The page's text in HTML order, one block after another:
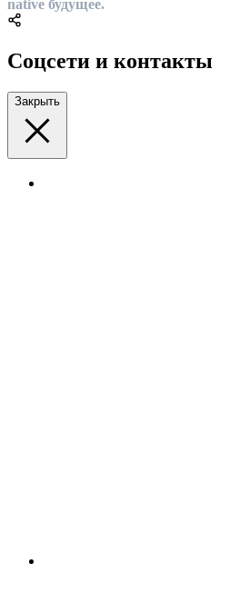
native будущее.
Соцсети и контакты
Закрыть